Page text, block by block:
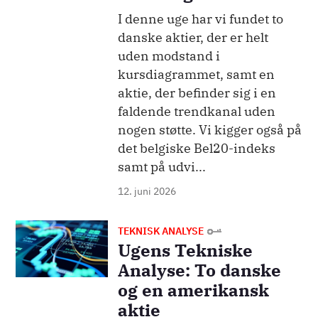
I denne uge har vi fundet to
danske aktier, der er helt
uden modstand i
kursdiagrammet, samt en
aktie, der befinder sig i en
faldende trendkanal uden
nogen støtte. Vi kigger også på
det belgiske Bel20-indeks
samt på udvi...
12. juni 2026
Billede TEKNISK ANALYSE
Ugens Tekniske
Analyse: To danske
og en amerikansk
aktie